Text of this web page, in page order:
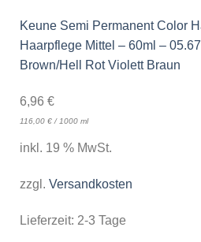
Keune Semi Permanent Color
Haarpflege Mittel – 60ml –
Brown/Hell Rot Violett Braun
6,96 €
116,00 €/1000 ml
inkl. 19 % MwSt.
zzgl. Versandkosten
Lieferzeit: 2-3 Tage